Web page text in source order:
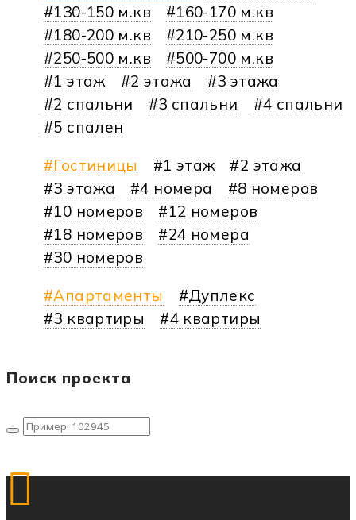
130-150 м.кв
160-170 м.кв
180-200 м.кв
210-250 м.кв
250-500 м.кв
500-700 м.кв
1 этаж
2 этажа
3 этажа
2 спальни
3 спальни
4 спальни
5 спален
Гостиницы
1 этаж
2 этажа
3 этажа
4 номера
8 номеров
10 номеров
12 номеров
18 номеров
24 номера
30 номеров
Апартаменты
Дуплекс
3 квартиры
4 квартиры
Поиск проекта